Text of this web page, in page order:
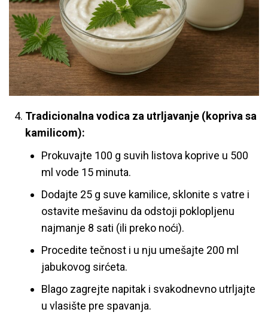
Tradicionalna vodica za utrljavanje (kopriva sa
kamilicom):
Prokuvajte 100 g suvih listova koprive u 500
ml vode 15 minuta.
Dodajte 25 g suve kamilice, sklonite s vatre i
ostavite mešavinu da odstoji poklopljenu
najmanje 8 sati (ili preko noći).
Procedite tečnost i u nju umešajte 200 ml
jabukovog sirćeta.
Blago zagrejte napitak i svakodnevno utrljajte
u vlasište pre spavanja.